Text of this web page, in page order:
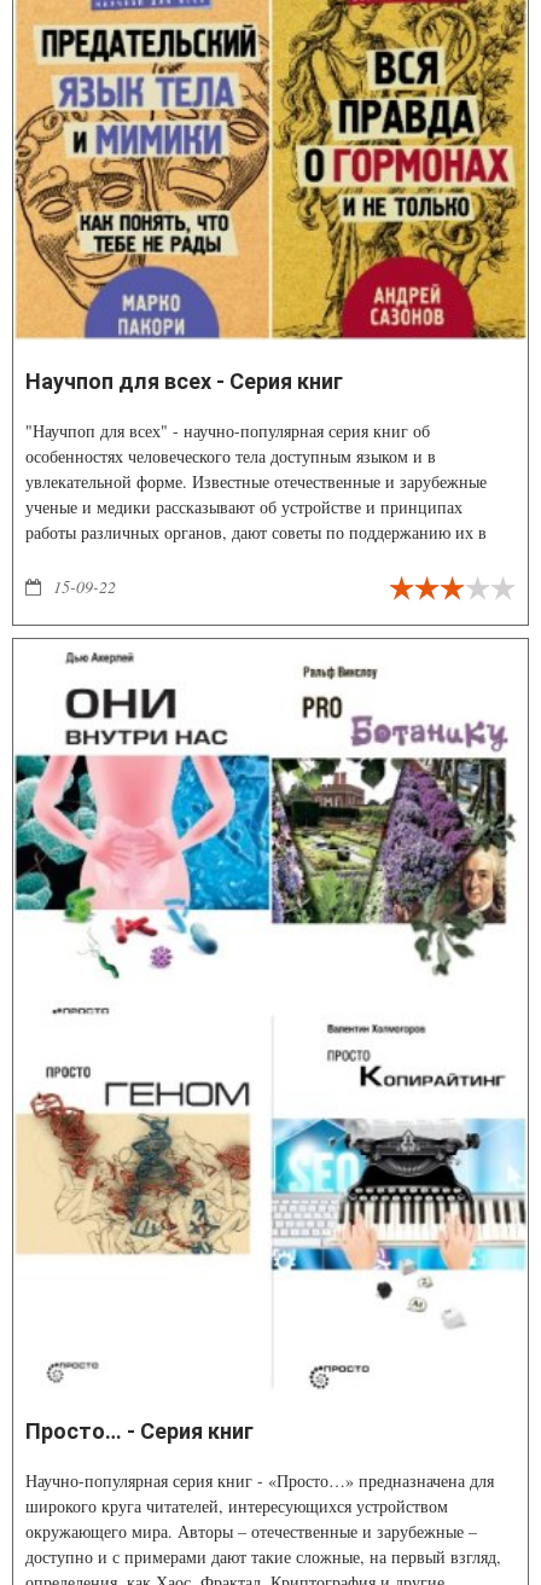
Научпоп для всех - Серия книг
"Научпоп для всех" - научно-популярная серия книг об
особенностях человеческого тела доступным языком и в
увлекательной форме. Известные отечественные и зарубежные
ученые и медики рассказывают об устройстве и принципах
работы различных органов, дают советы по поддержанию их в
болезнях. Качественные тексты со справочным аппаратом, только
научно-доказанные факты и теории, увлекательный язык и
интересные факты.
15-09-22
Просто… - Серия книг
Научно-популярная серия книг - «Просто…» предназначена для
широкого круга читателей, интересующихся устройством
окружающего мира. Авторы – отечественные и зарубежные –
доступно и с примерами дают такие сложные, на первый взгляд,